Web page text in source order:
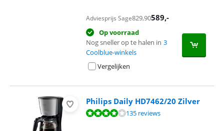
Adviesprijs Sage829,90589,-
Op voorraad
Nog sneller op te halen in 3
Coolblue-winkels
Vergelijken
Philips Daily HD7462/20 Zilver
Beoordeling is 8,2 van de 10, gebaseerd op 135 reviews.
135 reviews